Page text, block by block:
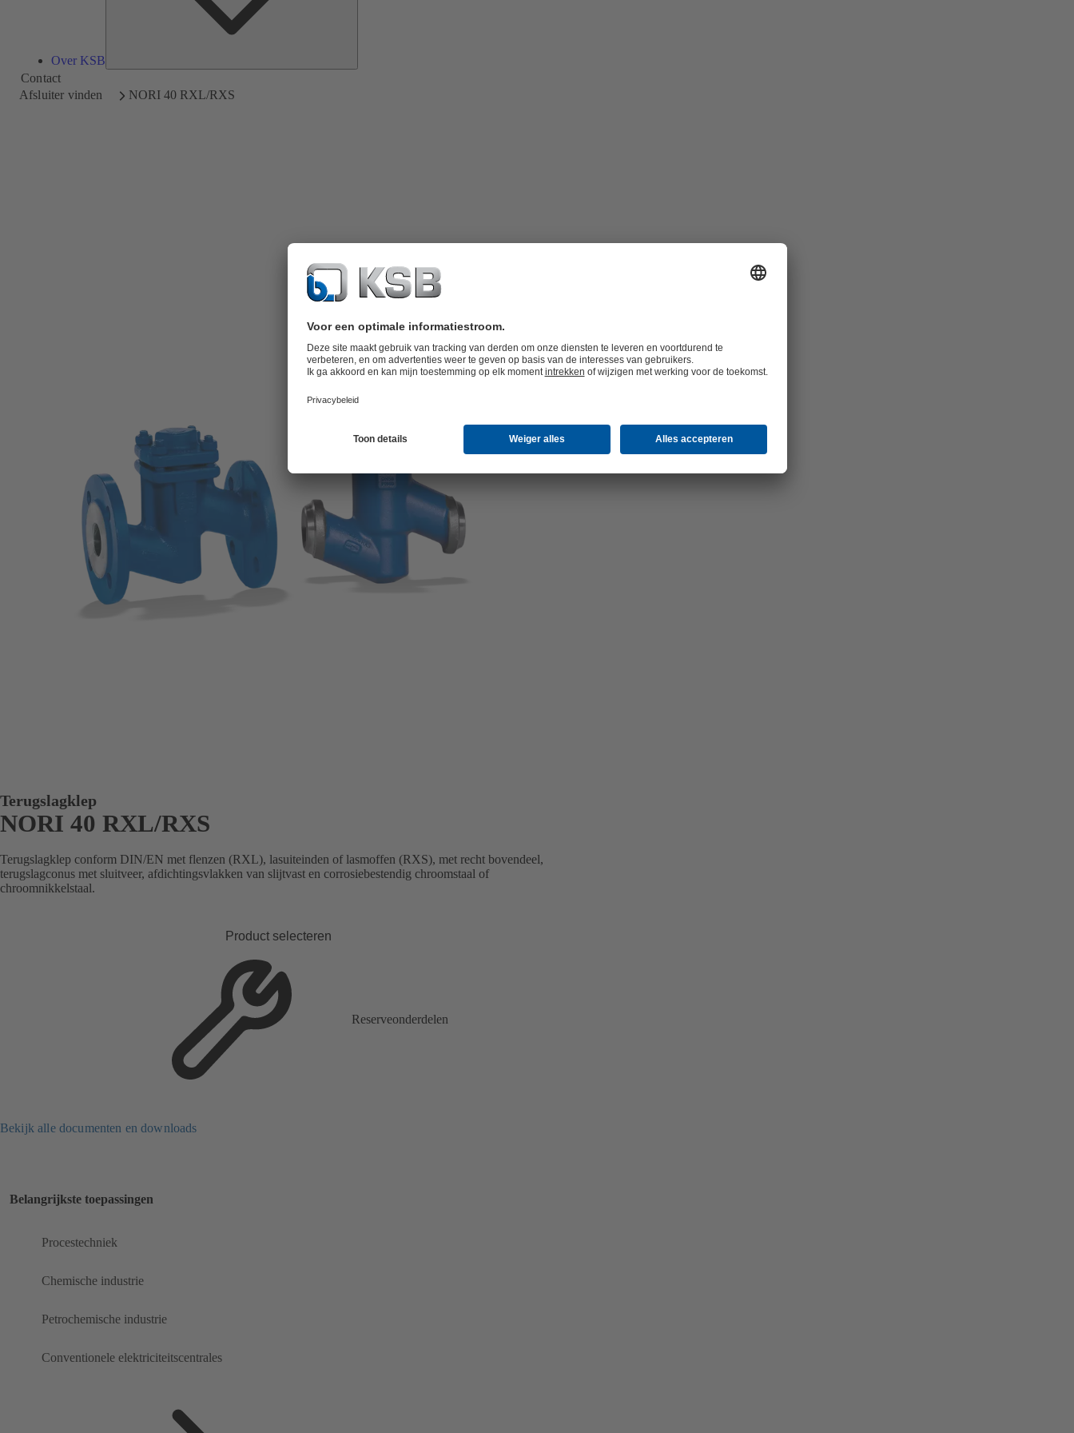
Over KSB
Contact
Afsluiter vinden
NORI 40 RXL/RXS
Terugslagklep
NORI 40 RXL/RXS
Terugslagklep conform DIN/EN met flenzen (RXL), lasuiteinden of lasmoffen (RXS), met recht bovendeel,
terugslagconus met sluitveer, afdichtingsvlakken van slijtvast en corrosiebestendig chroomstaal of
chroomnikkelstaal.
Product selecteren
Reserveonderdelen
Bekijk alle documenten en downloads
Belangrijkste toepassingen
Procestechniek
Chemische industrie
Petrochemische industrie
Conventionele elektriciteitscentrales